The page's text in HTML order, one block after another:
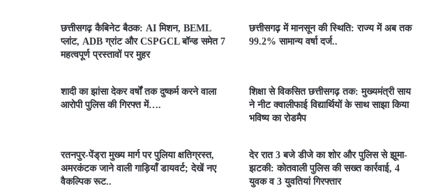
छत्तीसगढ़ कैबिनेट बैठक: AI मिशन, BEML
प्लांट, ADB ग्रांट और CSPGCL बॉन्ड समेत 7
महत्वपूर्ण प्रस्तावों पर मुहर
छत्तीसगढ़ में मानसून की स्थिति: राज्य में अब तक
99.2% सामान्य वर्षा दर्ज..
शादी का झांसा देकर वर्षों तक दुष्कर्म करने वाला
आरोपी पुलिस की गिरफ्त में….
शिक्षा से विकसित छत्तीसगढ़ तक: मुख्यमंत्री साय
ने नीट क्वालीफाई विद्यार्थियों के साथ साझा किया
भविष्य का रोडमैप
रतनपुर-पेंड्रा मुख्य मार्ग पर पुलिया क्षतिग्रस्त,
अमरकंटक जाने वाली गाड़ियाँ डायवर्ट; देखें नए
वैकल्पिक रूट..
देर रात 3 बजे डीजे का शोर और पुलिस से झूमा-
झटकी: कोतवाली पुलिस की सख्त कार्रवाई, 4
युवक व 3 युवतियां गिरफ्तार